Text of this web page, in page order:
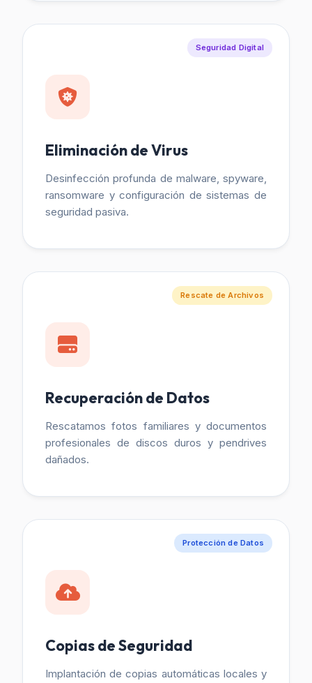
Seguridad Digital
Eliminación de Virus
Desinfección profunda de malware, spyware,
ransomware y configuración de sistemas de
seguridad pasiva.
Rescate de Archivos
Recuperación de Datos
Rescatamos fotos familiares y documentos
profesionales de discos duros y pendrives
dañados.
Protección de Datos
Copias de Seguridad
Implantación de copias automáticas locales y